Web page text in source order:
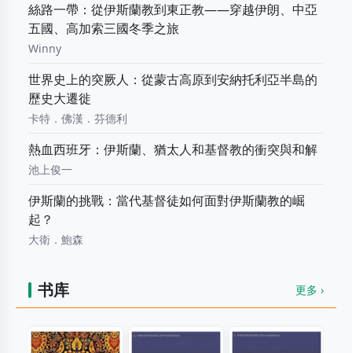
絲路一帶：從伊斯蘭教到東正教——穿越伊朗、中亞
五國、高加索三國冬季之旅
Winny
世界史上的突厥人：從蒙古高原到安納托利亞半島的
歷史大遷徙
卡特．佛漢．芬德利
熱血西班牙：伊斯蘭、猶太人和基督教的衝突與和解
池上俊一
伊斯蘭的挑戰：當代基督徒如何面對伊斯蘭教的崛
起？
大衛．鮑森
书库 更多 ›